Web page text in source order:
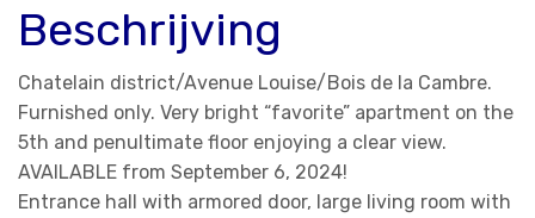
Beschrijving
Chatelain district/Avenue Louise/Bois de la Cambre.
Furnished only. Very bright “favorite” apartment on the
5th and penultimate floor enjoying a clear view.
AVAILABLE from September 6, 2024!
Entrance hall with armored door, large living room with